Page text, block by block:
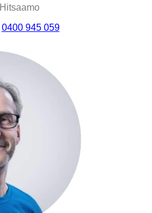
Hitsaamo
0400 945 059